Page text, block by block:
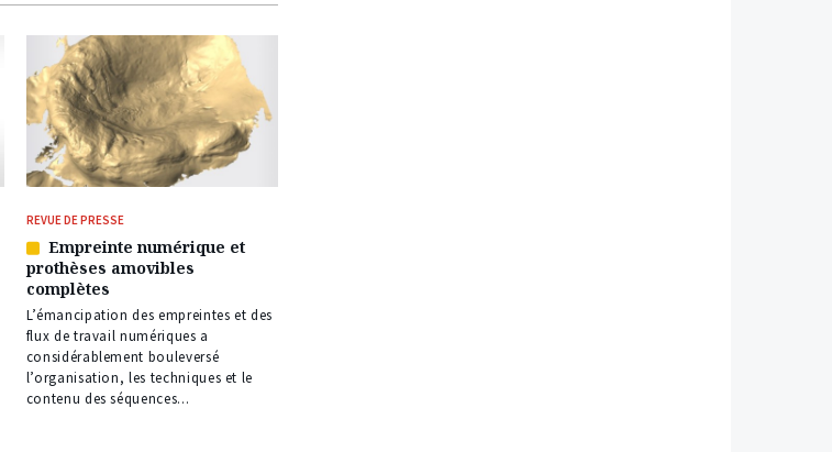
REVUE DE PRESSE
Article
réservé
à
nos
abonnés
Empreinte numérique et
prothèses amovibles
complètes
L’émancipation des empreintes et des
flux de travail numériques a
considérablement bouleversé
l’organisation, les techniques et le
contenu des séquences...